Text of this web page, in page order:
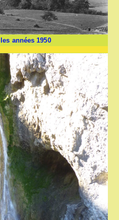
années 1950